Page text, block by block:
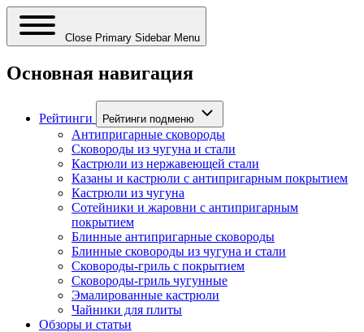
Close Primary Sidebar Menu
Основная навигация
Рейтинги Рейтинги подменю
Антипригарные сковороды
Сковороды из чугуна и стали
Кастрюли из нержавеющей стали
Казаны и кастрюли с антипригарным покрытием
Кастрюли из чугуна
Сотейники и жаровни с антипригарным
покрытием
Блинные антипригарные сковороды
Блинные сковороды из чугуна и стали
Сковороды-гриль с покрытием
Сковороды-гриль чугунные
Эмалированные кастрюли
Чайники для плиты
Обзоры и статьи